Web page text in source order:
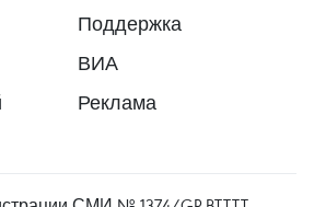
Поддержка
ВИА
Реклама